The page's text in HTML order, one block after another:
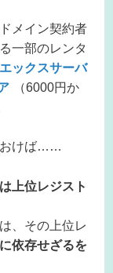
メイン契約者
一部のレンタ
エックスサーバ
（6000円か
おけば……
上位レジスト
、その上位レ
依存せざるを